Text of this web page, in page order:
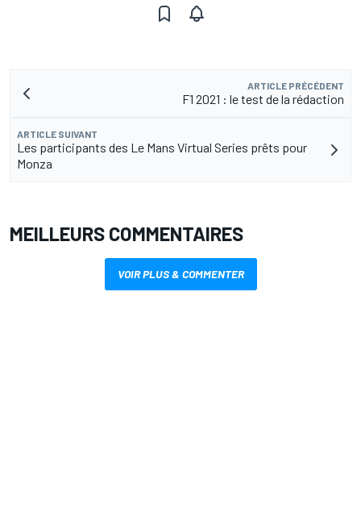
ARTICLE PRÉCÉDENT
F1 2021 : le test de la rédaction
ARTICLE SUIVANT
Les participants des Le Mans Virtual Series prêts pour
Monza
MEILLEURS COMMENTAIRES
VOIR PLUS & COMMENTER